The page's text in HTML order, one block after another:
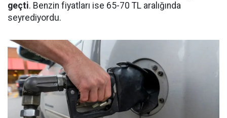
geçti. Benzin fiyatları ise 65-70 TL aralığında
seyrediyordu.